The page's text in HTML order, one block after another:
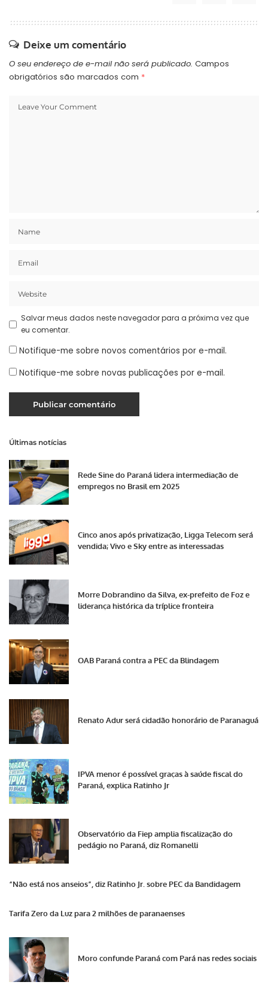
Deixe um comentário
O seu endereço de e-mail não será publicado. Campos
obrigatórios são marcados com *
Salvar meus dados neste navegador para a próxima vez que
eu comentar.
Notifique-me sobre novos comentários por e-mail.
Notifique-me sobre novas publicações por e-mail.
Últimas notícias
Rede Sine do Paraná lidera intermediação de
empregos no Brasil em 2025
Cinco anos após privatização, Ligga Telecom será
vendida; Vivo e Sky entre as interessadas
Morre Dobrandino da Silva, ex-prefeito de Foz e
liderança histórica da tríplice fronteira
OAB Paraná contra a PEC da Blindagem
Renato Adur será cidadão honorário de Paranaguá
IPVA menor é possível graças à saúde fiscal do
Paraná, explica Ratinho Jr
Observatório da Fiep amplia fiscalização do
pedágio no Paraná, diz Romanelli
“Não está nos anseios”, diz Ratinho Jr. sobre PEC da Bandidagem
Tarifa Zero da Luz para 2 milhões de paranaenses
Moro confunde Paraná com Pará nas redes sociais